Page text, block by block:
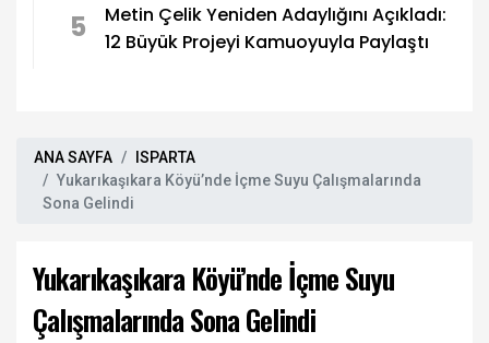
5
Metin Çelik Yeniden Adaylığını Açıkladı:
12 Büyük Projeyi Kamuoyuyla Paylaştı
ANA SAYFA
ISPARTA
Yukarıkaşıkara Köyü’nde İçme Suyu Çalışmalarında
Sona Gelindi
Yukarıkaşıkara Köyü’nde İçme Suyu
Çalışmalarında Sona Gelindi